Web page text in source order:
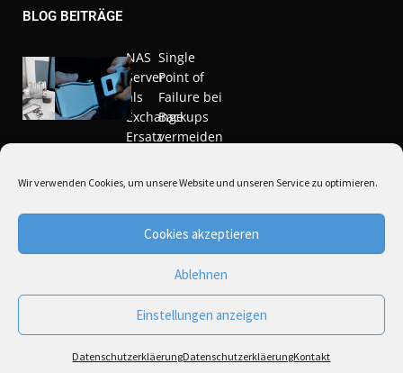
Wir verwenden Cookies, um unsere Website und unseren Service zu optimieren.
Cookies akzeptieren
Ablehnen
Einstellungen anzeigen
DatenschutzerkläerungDatenschutzerkläerungKontakt
BLOG BEITRÄGE
NAS
Server
als
Exchange
Ersatz
Single
Point of
Failure bei
Backups
vermeiden
Copyright © NAS-Central 2021
* Alle Preise inkl. Mwst. zzgl . Versandkosten